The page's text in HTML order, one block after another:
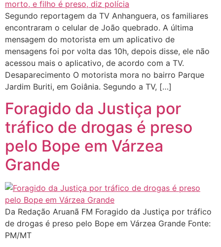
Segundo reportagem da TV Anhanguera, os familiares
encontraram o celular de João quebrado. A última
mensagem do motorista em um aplicativo de
mensagens foi por volta das 10h, depois disse, ele não
acessou mais o aplicativo, de acordo com a TV.
Desaparecimento O motorista mora no bairro Parque
Jardim Buriti, em Goiânia. Segundo a TV, […]
Foragido da Justiça por
tráfico de drogas é preso
pelo Bope em Várzea
Grande
Da Redação Aruanã FM Foragido da Justiça por tráfico
de drogas é preso pelo Bope em Várzea Grande Fonte:
PM/MT